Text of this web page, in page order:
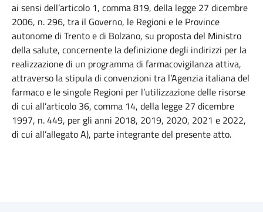
ai sensi dell’articolo 1, comma 819, della legge 27 dicembre
2006, n. 296, tra il Governo, le Regioni e le Province
autonome di Trento e di Bolzano, su proposta del Ministro
della salute, concernente la definizione degli indirizzi per la
realizzazione di un programma di farmacovigilanza attiva,
attraverso la stipula di convenzioni tra l’Agenzia italiana del
farmaco e le singole Regioni per l’utilizzazione delle risorse
di cui all’articolo 36, comma 14, della legge 27 dicembre
1997, n. 449, per gli anni 2018, 2019, 2020, 2021 e 2022,
di cui all’allegato A), parte integrante del presente atto.